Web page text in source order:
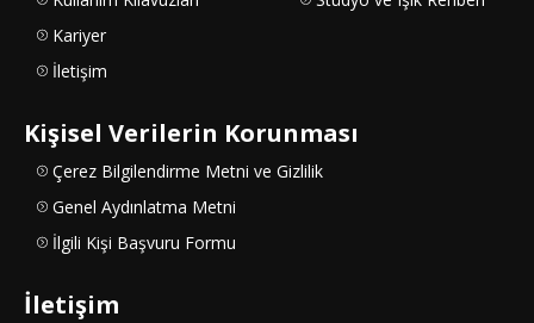
Kariyer
İletişim
Kişisel Verilerin Korunması
Çerez Bilgilendirme Metni ve Gizlilik
Genel Aydınlatma Metni
İlgili Kişi Başvuru Formu
İletişim